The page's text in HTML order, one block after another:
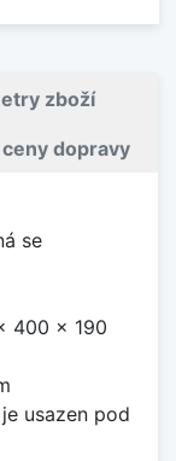
zboží
dopravy
se
400 x 190
usazen pod